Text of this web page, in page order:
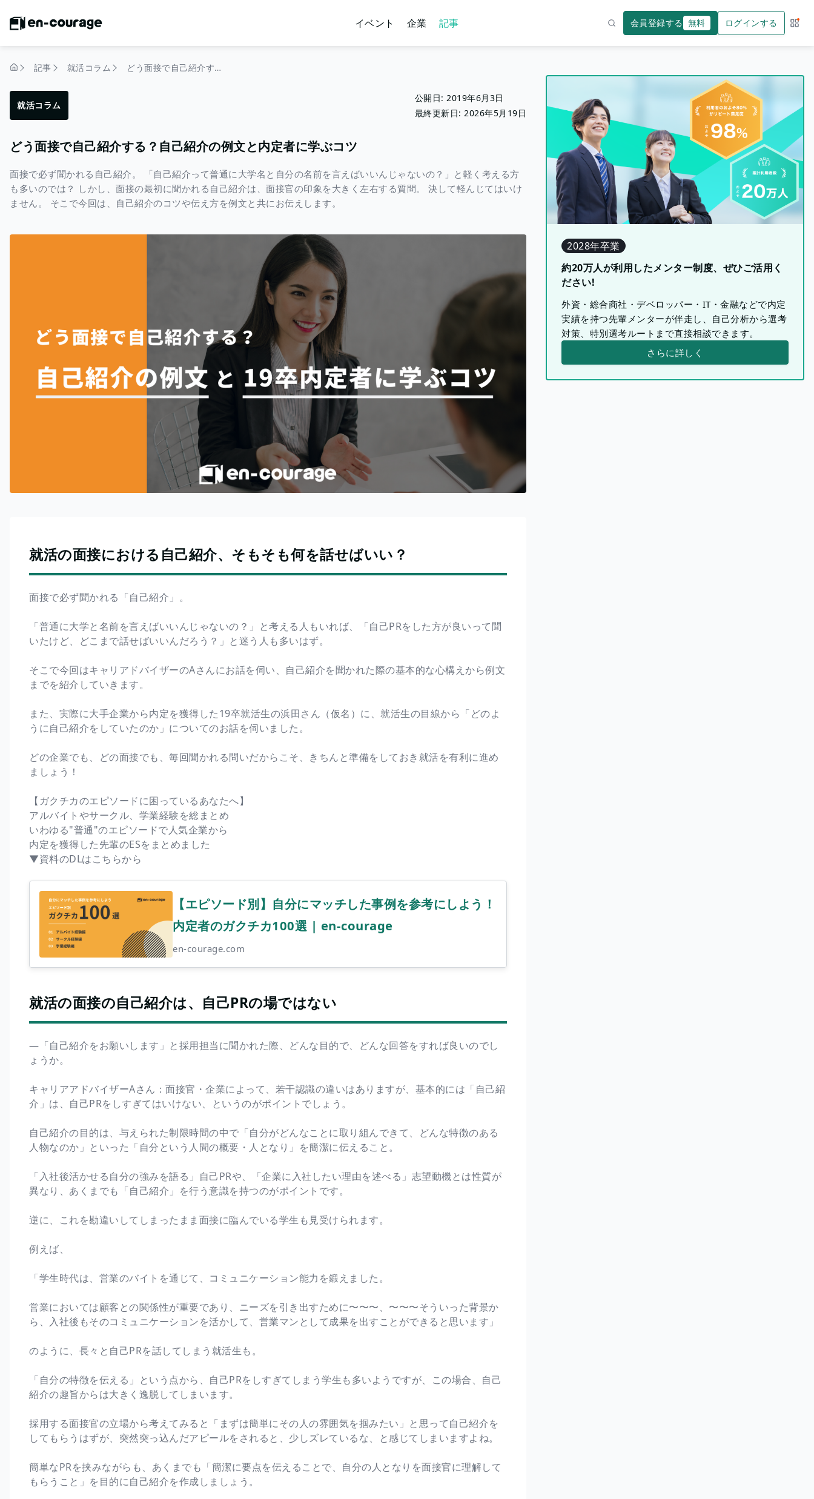
イベント 企業 記事 会員登録する 無料 ログインする サー
記事 就活コラム どう面接で自己紹介する？自己紹介の例文と内定者に学ぶコツ
就活コラム
公開日:2019年6月3日
最終更新日:2026年5月19日
どう面接で自己紹介する？自己紹介の例文と内定者に学ぶコツ
面接で必ず聞かれる自己紹介。 「自己紹介って普通に大学名と自分の名前を言えばいいんじゃないの？」と軽く考える方
も多いのでは？ しかし、面接の最初に聞かれる自己紹介は、面接官の印象を大きく左右する質問。 決して軽んじてはいけ
ません。 そこで今回は、自己紹介のコツや伝え方を例文と共にお伝えします。
就活の面接における自己紹介、そもそも何を話せばいい？
面接で必ず聞かれる「自己紹介」。
「普通に大学と名前を言えばいいんじゃないの？」と考える人もいれば、「自己PRをした方が良いって聞
いたけど、どこまで話せばいいんだろう？」と迷う人も多いはず。
そこで今回はキャリアドバイザーのAさんにお話を伺い、自己紹介を聞かれた際の基本的な心構えから例文
までを紹介していきます。
また、実際に大手企業から内定を獲得した19卒就活生の浜田さん（仮名）に、就活生の目線から「どのよ
うに自己紹介をしていたのか」についてのお話を伺いました。
どの企業でも、どの面接でも、毎回聞かれる問いだからこそ、きちんと準備をしておき就活を有利に進め
ましょう！
【ガクチカのエピソードに困っているあなたへ】
アルバイトやサークル、学業経験を総まとめ
いわゆる"普通"のエピソードで人気企業から
内定を獲得した先輩のESをまとめました
▼資料のDLはこちらから
【エピソード別】自分にマッチした事例を参考にしよう！
内定者のガクチカ100選 | en-courage
en-courage.com
就活の面接の自己紹介は、自己PRの場ではない
―「自己紹介をお願いします」と採用担当に聞かれた際、どんな目的で、どんな回答をすれば良いのでし
ょうか。
キャリアアドバイザーAさん：面接官・企業によって、若干認識の違いはありますが、基本的には「自己紹
介」は、自己PRをしすぎてはいけない、というのがポイントでしょう。
自己紹介の目的は、与えられた制限時間の中で「自分がどんなことに取り組んできて、どんな特徴のある
人物なのか」といった「自分という人間の概要・人となり」を簡潔に伝えること。
「入社後活かせる自分の強みを語る」自己PRや、「企業に入社したい理由を述べる」志望動機とは性質が
異なり、あくまでも「自己紹介」を行う意識を持つのがポイントです。
逆に、これを勘違いしてしまったまま面接に臨んでいる学生も見受けられます。
例えば、
「学生時代は、営業のバイトを通じて、コミュニケーション能力を鍛えました。
営業においては顧客との関係性が重要であり、ニーズを引き出すために〜〜〜、〜〜〜そういった背景か
ら、入社後もそのコミュニケーションを活かして、営業マンとして成果を出すことができると思います」
のように、長々と自己PRを話してしまう就活生も。
「自分の特徴を伝える」という点から、自己PRをしすぎてしまう学生も多いようですが、この場合、自己
紹介の趣旨からは大きく逸脱してしまいます。
採用する面接官の立場から考えてみると「まずは簡単にその人の雰囲気を掴みたい」と思って自己紹介を
してもらうはずが、突然突っ込んだアピールをされると、少しズレているな、と感じてしまいますよね。
簡単なPRを挟みながらも、あくまでも「簡潔に要点を伝えることで、自分の人となりを面接官に理解して
もらうこと」を目的に自己紹介を作成しましょう。
2028年卒業
約20万人が利用したメンター制度、ぜひご活用く
ださい!
外資・総合商社・デベロッパー・IT・金融などで内定
実績を持つ先輩メンターが伴走し、自己分析から選考
対策、特別選考ルートまで直接相談できます。
さらに詳しく